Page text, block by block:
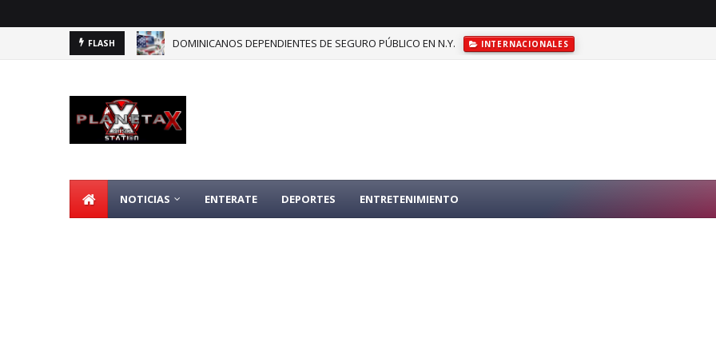
FLASH DOMINICANOS DEPENDIENTES DE SEGURO PÚBLICO EN N.Y. INTERNACIONALES
NOTICIAS ENTERATE DEPORTES ENTRETENIMIENTO